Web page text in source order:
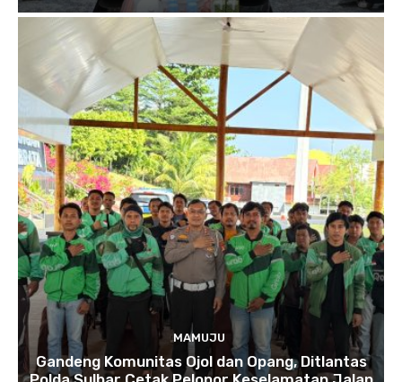
MAMUJU
Gandeng Komunitas Ojol dan Opang, Ditlantas